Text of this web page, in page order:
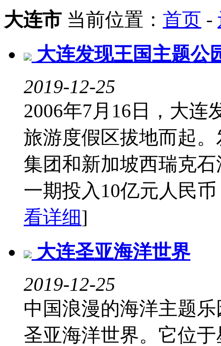
大连市 当前位置： 首页 -
大连发现王国主题公
2019-12-25
2006年7月16日，大连
旅游度假区拔地而起
集团和新加坡西瑞克
一期投入10亿元人民
看详细]
大连圣亚海洋世界
2019-12-25
中国浪漫的海洋主题
圣亚海洋世界。它位